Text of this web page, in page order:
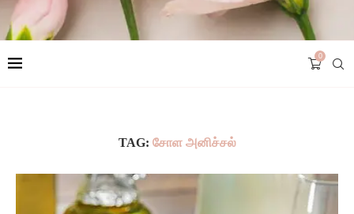
0
TAG: சோள அனிச்சல்